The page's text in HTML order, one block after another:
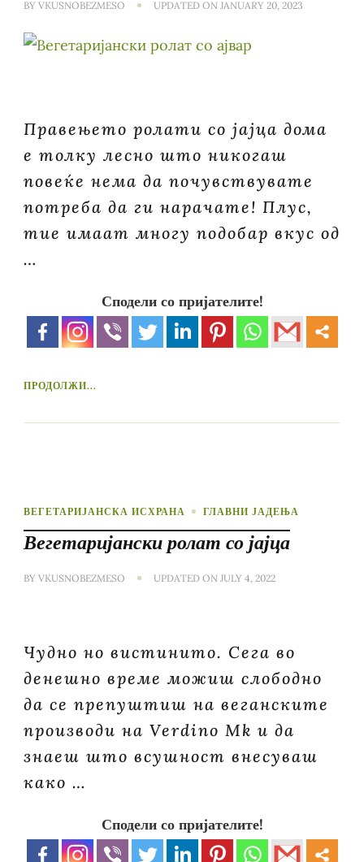
BY VKUSNOBEZMESO UPDATED ON JANUARY 20, 2023
Правењето ролати со јајца дома
е толку лесно што никогаш
повеќе нема да почувствувате
потреба да ги нарачате! Плус,
тие имаат многу подобар вкус од
…
Сподели со пријателите!
ПРОДОЛЖИ...
ВЕГЕТАРИЈАНСКА ИСХРАНА ГЛАВНИ ЈАДЕЊА
Вегетаријански ролат со јајца
BY VKUSNOBEZMESO UPDATED ON JULY 4, 2022
Чудно но вистинито. Сега во
денешно време можиш слободно
да се препуштиш на веганските
производи на Verdino Mk и да
знаеш што всушност внесуваш
како …
Сподели со пријателите!